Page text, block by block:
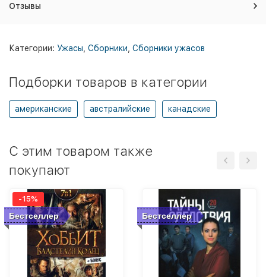
Отзывы
Категории: Ужасы Сборники Сборники ужасов
Подборки товаров в категории
американские австралийские канадские
C этим товаром также
покупают
Бестселлер
-15%
Бестселлер